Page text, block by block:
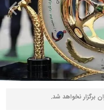
برگزار نخواهد شد.